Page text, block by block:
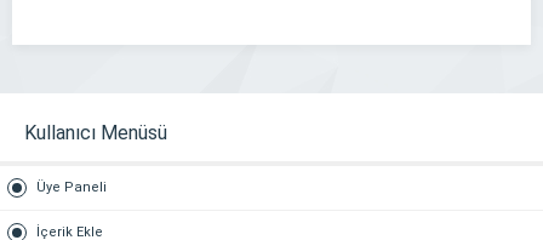
makinelerimizi […]
Kullanıcı Menüsü
Üye Paneli
İçerik Ekle